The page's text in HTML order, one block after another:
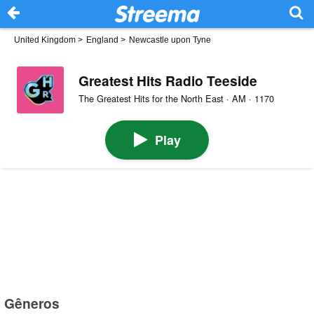
United Kingdom > England > Newcastle upon Tyne
Greatest Hits Radio Teeside
The Greatest Hits for the North East · AM · 1170
Play
Gêneros